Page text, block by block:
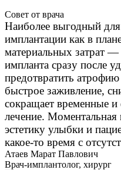
Совет от врача
Наиболее выгодный для
имплантации как в
материальных затрат
импланта сразу после
предотвратить атрофию
быстрое заживление,
сокращает временные
лечение. Моментальная
эстетику улыбки и
какое-то время с
Атаев Марат Павлович
Врач-имплантолог, хирург